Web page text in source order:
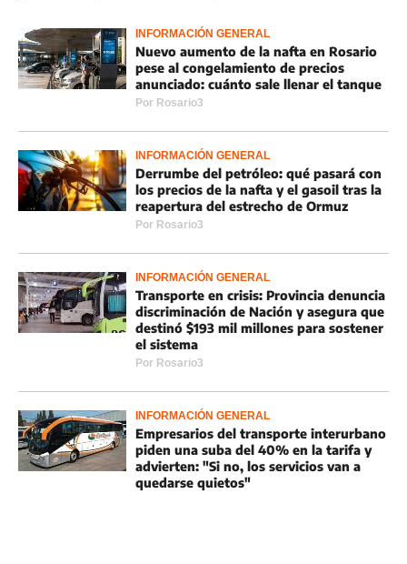
INFORMACIÓN GENERAL
Nuevo aumento de la nafta en Rosario
pese al congelamiento de precios
anunciado: cuánto sale llenar el tanque
Por Rosario3
INFORMACIÓN GENERAL
Derrumbe del petróleo: qué pasará con
los precios de la nafta y el gasoil tras la
reapertura del estrecho de Ormuz
Por Rosario3
INFORMACIÓN GENERAL
Transporte en crisis: Provincia denuncia
discriminación de Nación y asegura que
destinó $193 mil millones para sostener
el sistema
Por Rosario3
INFORMACIÓN GENERAL
Empresarios del transporte interurbano
piden una suba del 40% en la tarifa y
advierten: "Si no, los servicios van a
quedarse quietos"